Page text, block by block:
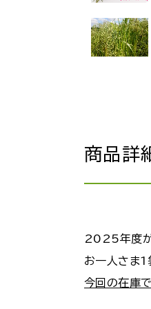
商品詳
2025年度が
お一人さま1
今回の在庫